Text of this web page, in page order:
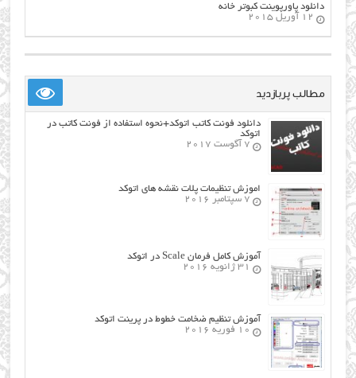
دانلود پاورپوینت کبوتر خانه
12 آوریل 2015
مطالب پربازدید
دانلود فونت کاتب اتوکد+نحوه استفاده از فونت کاتب در
اتوکد
7 آگوست 2017
اموزش تنظیمات پلات نقشه های اتوکد
7 سپتامبر 2016
آموزش کامل فرمان Scale در اتوکد
31 ژانویه 2016
آموزش تنظیم ضخامت خطوط در پرینت اتوکد
10 فوریه 2016